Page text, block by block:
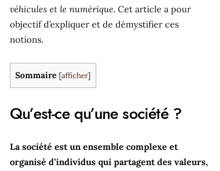
véhicules et le numérique. Cet article a pour
objectif d’expliquer et de démystifier ces
notions.
Sommaire [afficher]
Qu’est-ce qu’une société ?
La société est un ensemble complexe et
organisé d’individus qui partagent des valeurs,